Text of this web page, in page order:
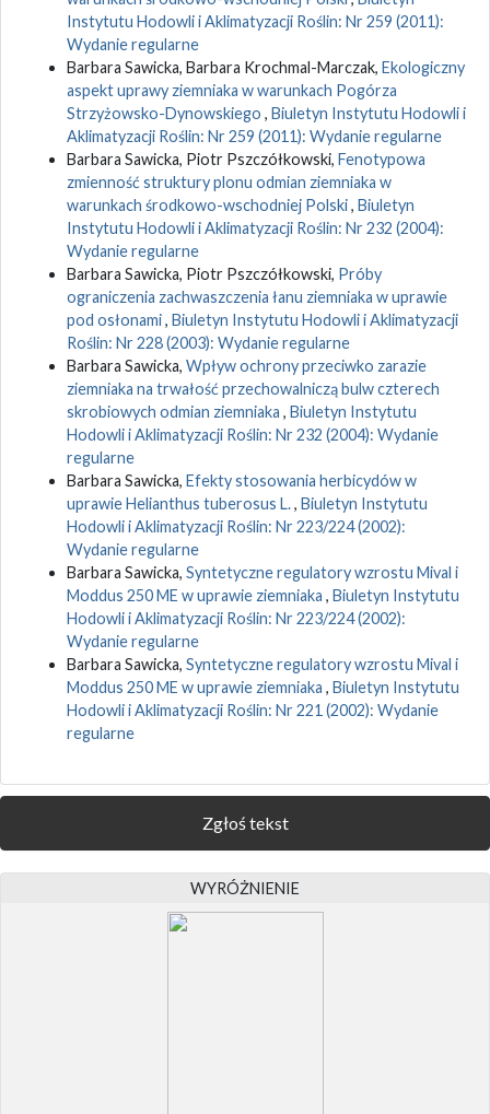
Instytutu Hodowli i Aklimatyzacji Roślin: Nr 259 (2011):
Wydanie regularne
Barbara Sawicka, Barbara Krochmal-Marczak, Ekologiczny
aspekt uprawy ziemniaka w warunkach Pogórza
Strzyżowsko-Dynowskiego , Biuletyn Instytutu Hodowli i
Aklimatyzacji Roślin: Nr 259 (2011): Wydanie regularne
Barbara Sawicka, Piotr Pszczółkowski, Fenotypowa
zmienność struktury plonu odmian ziemniaka w
warunkach środkowo-wschodniej Polski, Biuletyn
Instytutu Hodowli i Aklimatyzacji Roślin: Nr 232 (2004):
Wydanie regularne
Barbara Sawicka, Piotr Pszczółkowski, Próby
ograniczenia zachwaszczenia łanu ziemniaka w uprawie
pod osłonami, Biuletyn Instytutu Hodowli i Aklimatyzacji
Roślin: Nr 228 (2003): Wydanie regularne
Barbara Sawicka, Wpływ ochrony przeciwko zarazie
ziemniaka na trwałość przechowalniczą bulw czterech
skrobiowych odmian ziemniaka , Biuletyn Instytutu
Hodowli i Aklimatyzacji Roślin: Nr 232 (2004): Wydanie
regularne
Barbara Sawicka, Efekty stosowania herbicydów w
uprawie Helianthus tuberosus L., Biuletyn Instytutu
Hodowli i Aklimatyzacji Roślin: Nr 223/224 (2002):
Wydanie regularne
Barbara Sawicka, Syntetyczne regulatory wzrostu Mival i
Moddus 250 ME w uprawie ziemniaka , Biuletyn Instytutu
Hodowli i Aklimatyzacji Roślin: Nr 223/224 (2002):
Wydanie regularne
Barbara Sawicka, Syntetyczne regulatory wzrostu Mival i
Moddus 250 ME w uprawie ziemniaka , Biuletyn Instytutu
Hodowli i Aklimatyzacji Roślin: Nr 221 (2002): Wydanie
regularne
Zgłoś tekst
WYRÓŻNIENIE